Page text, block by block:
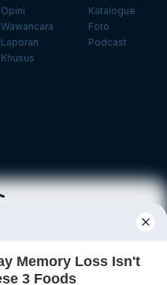
Opini
Wawancara
Laporan
Khusus
Katalogue
Foto
Podcast
Daftar